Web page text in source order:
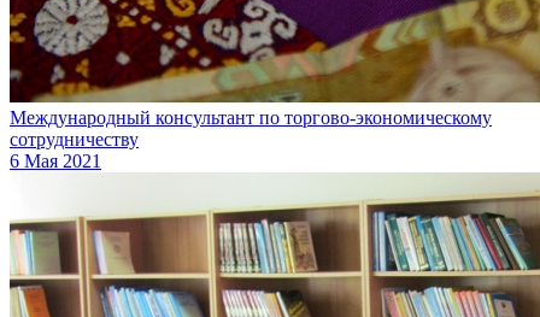
Международный консультант по торгово-экономическому
сотрудничеству
6 Мая 2021